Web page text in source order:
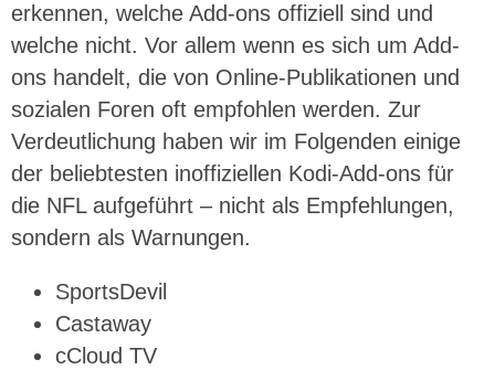
erkennen, welche Add-ons offiziell sind und
welche nicht. Vor allem wenn es sich um Add-
ons handelt, die von Online-Publikationen und
sozialen Foren oft empfohlen werden. Zur
Verdeutlichung haben wir im Folgenden einige
der beliebtesten inoffiziellen Kodi-Add-ons für
die NFL aufgeführt – nicht als Empfehlungen,
sondern als Warnungen.
SportsDevil
Castaway
cCloud TV